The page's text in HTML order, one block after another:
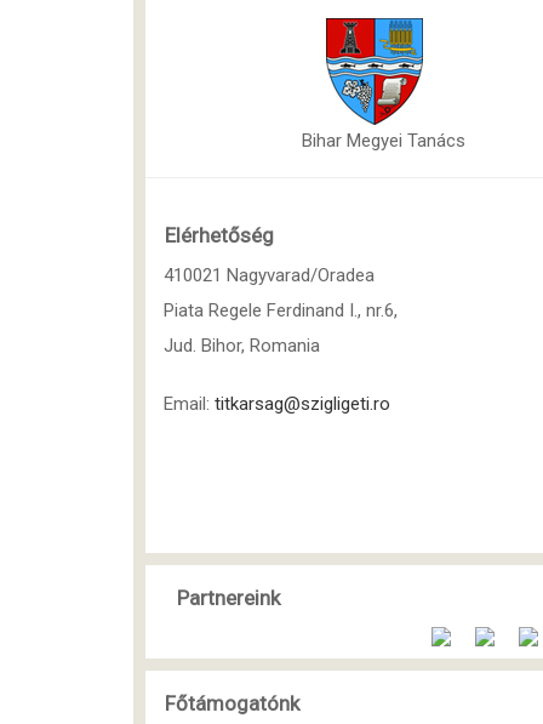
Bihar Megyei Tanács
Elérhetőség
410021 Nagyvarad/Oradea
Piata Regele Ferdinand I., nr.6,
Jud. Bihor, Romania
Email: titkarsag@szigligeti.ro
Partnereink
Főtámogatónk